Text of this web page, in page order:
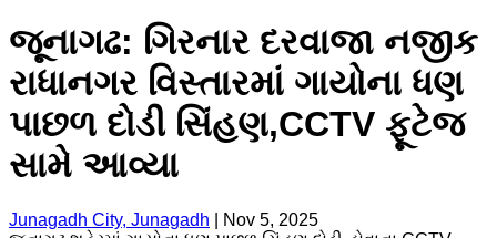
જૂનાગઢ: ગિરનાર દરવાજા નજીક
રાધાનગર વિસ્તારમાં ગાયોના ધણ
પાછળ દોડી સિંહણ,CCTV ફૂટેજ
સામે આવ્યા
Junagadh City, Junagadh
Nov 5, 2025